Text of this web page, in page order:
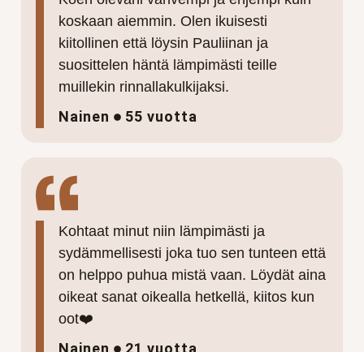
koskaan aiemmin. Olen ikuisesti
kiitollinen että löysin Pauliinan ja
suosittelen häntä lämpimästi teille
muillekin rinnallakulkijaksi.
Nainen 55 vuotta
Kohtaat minut niin lämpimästi ja
sydämmellisesti joka tuo sen tunteen että
on helppo puhua mistä vaan. Löydät aina
oikeat sanat oikealla hetkellä, kiitos kun
oot❤️
Nainen 21 vuotta